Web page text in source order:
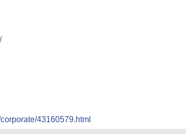
43160579.html